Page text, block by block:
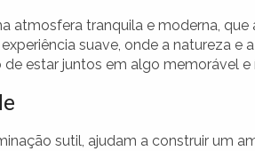
atmosfera tranquila e moderna, que
suave, onde a natureza e
estar juntos em algo memorável e
sutil, ajudam a construir um